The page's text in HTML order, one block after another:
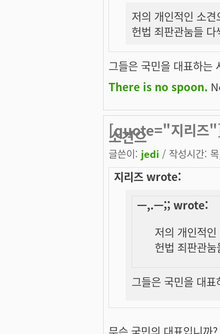
저의 개인적인 소견
헌법 죄판관눔들 다
그들은 국민을 대표하는
There is no spoon.
[quote="지리즈
소견으
글쓴이: jedi / 작성시간:
지리즈 wrote:
ㅡ,.ㅡ;; wrote:
저의 개인적
헌법 죄판관
그들은 국민을 대
무슨 국민의 대표입니까?